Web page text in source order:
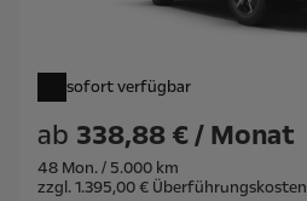
sofort verfügbar
ab 338,88 € / Monat
48 Mon. / 5.000 km
zzgl. 1.395,00 € Überführungskosten